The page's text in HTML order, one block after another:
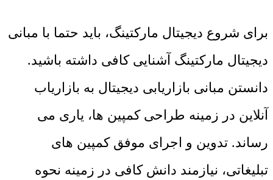
برای شروع دیجیتال مارکتینگ، باید حتما با مبانی
دیجیتال مارکتینگ آشنایی کافی داشته باشید.
دانستن مبانی بازاریابی دیجیتال به بازاریاب
آنلاین در زمینه طراحی کمپین ها، یاری می
رساند. تدوین و اجرای موفق کمپین های
تبلیغاتی، نیازمند دانش کافی در زمینه نحوه